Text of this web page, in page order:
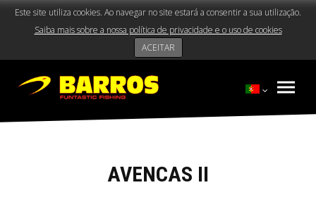
Este site utiliza cookies. Ao navegar no site estará a consentir a sua utilização.
Saiba mais sobre a nossa política de privacidade e o uso de cookies
ACEITAR
AVENCAS II